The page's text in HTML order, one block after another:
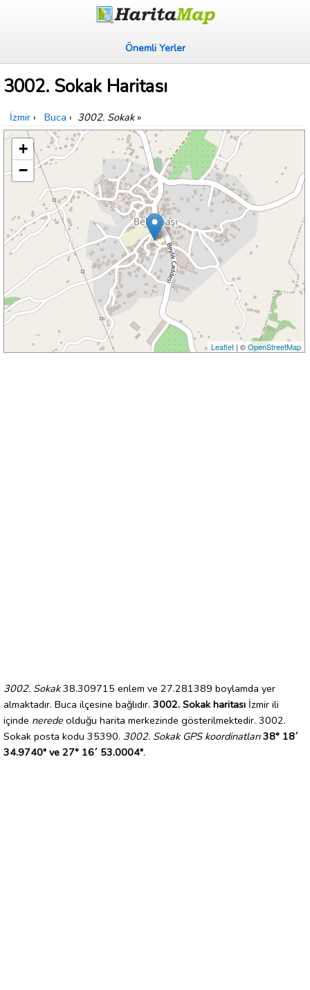
Önemli Yerler
3002. Sokak Haritası
İzmir › Buca › 3002. Sokak»
+
−
Leaflet| ©OpenStreetMap
3002. Sokak38.309715 enlem ve 27.281389 boylamda yer
almaktadır. Buca ilçesine bağlıdır. 3002. Sokak haritası İzmir ili
içinde nerede olduğu harita merkezinde gösterilmektedir. 3002.
Sokak posta kodu 35390. 3002. Sokak GPS koordinatları 38° 18´
34.9740" ve 27° 16´ 53.0004".